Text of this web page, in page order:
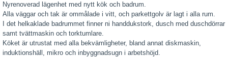
Nyrenoverad lägenhet med nytt kök och badrum.
Alla väggar och tak är ommålade i vitt, och parkettgolv är lagt i alla rum.
I det helkaklade badrummet finner ni handdukstork, dusch med duschdörrar
samt tvättmaskin och torktumlare.
Köket är utrustat med alla bekvämligheter, bland annat diskmaskin,
induktionshäll, mikro och inbyggnadsugn i arbetshöjd.